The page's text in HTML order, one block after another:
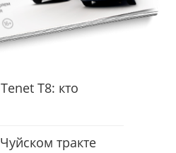
T8: кто
тракте